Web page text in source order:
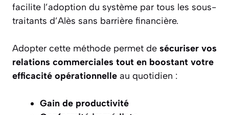
facilite l’adoption du système par tous les sous-
traitants d’Alès sans barrière financière.
Adopter cette méthode permet de sécuriser vos
relations commerciales tout en boostant votre
efficacité opérationnelle au quotidien :
Gain de productivité